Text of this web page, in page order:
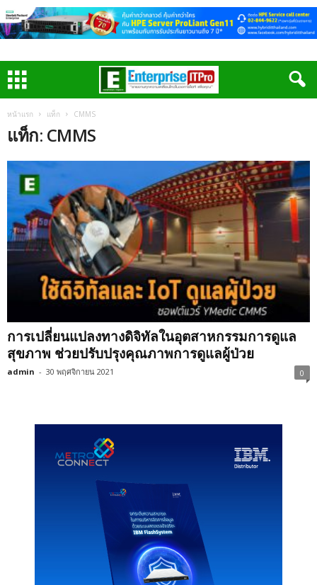
หน้าแรก แท็ก CMMS
แท็ก: CMMS
การเปลี่ยนแปลงทางดิจิทัลในอุตสาหกรรมการดูแล
สุขภาพ ช่วยปรับปรุงคุณภาพการดูแลผู้ป่วย
admin - 30 พฤศจิกายน 2021 0